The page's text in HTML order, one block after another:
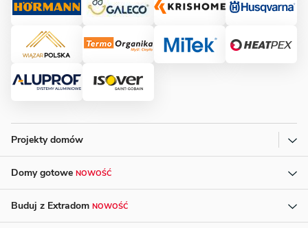
Projekty domów
Domy gotowe NOWOŚĆ
Buduj z Extradom NOWOŚĆ